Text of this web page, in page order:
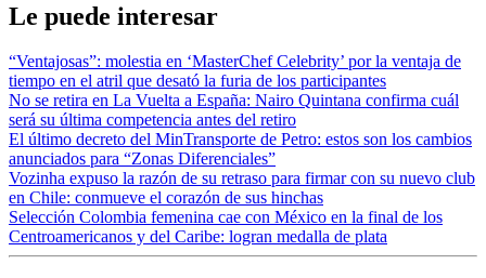
Le puede interesar
“Ventajosas”: molestia en ‘MasterChef Celebrity’ por la ventaja de
tiempo en el atril que desató la furia de los participantes
No se retira en La Vuelta a España: Nairo Quintana confirma cuál
será su última competencia antes del retiro
El último decreto del MinTransporte de Petro: estos son los cambios
anunciados para “Zonas Diferenciales”
Vozinha expuso la razón de su retraso para firmar con su nuevo club
en Chile: conmueve el corazón de sus hinchas
Selección Colombia femenina cae con México en la final de los
Centroamericanos y del Caribe: logran medalla de plata